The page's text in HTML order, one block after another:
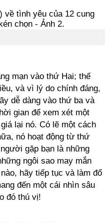
mạn vào thứ Hai; thế
và vì lý do chính đáng,
dễ dàng vào thứ ba và
gian để xem xét một
lại nó. Có lẽ một cách
nó hoạt động từ thứ
gặp bạn là những
ngôi sao may mắn
hãy tiếp tục và làm đổ
đến một cái nhìn sâu
đó thú vị!